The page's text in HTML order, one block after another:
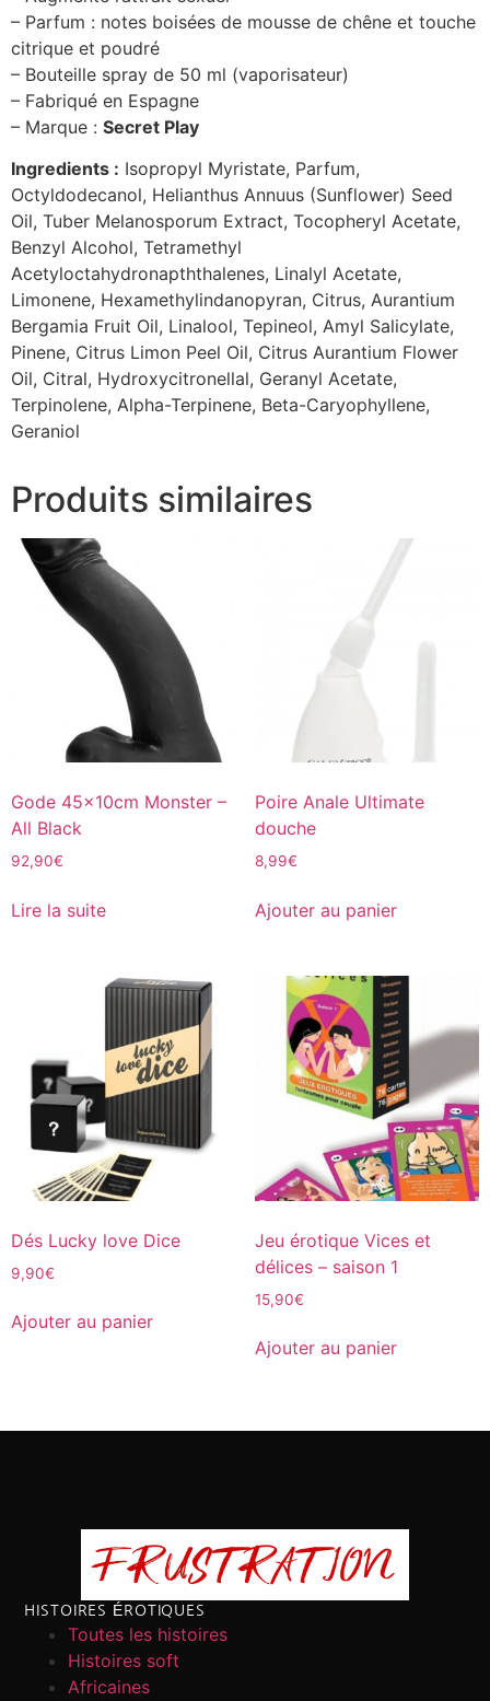
– Parfum : notes boisées de mousse de chêne et touche
citrique et poudré
– Bouteille spray de 50 ml (vaporisateur)
– Fabriqué en Espagne
– Marque : Secret Play
Ingredients : Isopropyl Myristate, Parfum,
Octyldodecanol, Helianthus Annuus (Sunflower) Seed
Oil, Tuber Melanosporum Extract, Tocopheryl Acetate,
Benzyl Alcohol, Tetramethyl
Acetyloctahydronapththalenes, Linalyl Acetate,
Limonene, Hexamethylindanopyran, Citrus, Aurantium
Bergamia Fruit Oil, Linalool, Tepineol, Amyl Salicylate,
Pinene, Citrus Limon Peel Oil, Citrus Aurantium Flower
Oil, Citral, Hydroxycitronellal, Geranyl Acetate,
Terpinolene, Alpha-Terpinene, Beta-Caryophyllene,
Geraniol
Produits similaires
Gode 45x10cm Monster –
All Black
92,90€
Lire la suite
Poire Anale Ultimate
douche
8,99€
Ajouter au panier
Dés Lucky love Dice
9,90€
Ajouter au panier
Jeu érotique Vices et
délices – saison 1
15,90€
Ajouter au panier
HISTOIRES ÉROTIQUES
Toutes les histoires
Histoires soft
Africaines